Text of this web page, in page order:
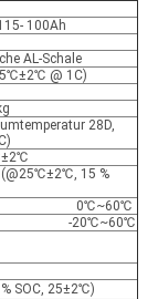
100Ah
AL-Schale
@ 1C)
28D,
15 %
0℃~60℃
-20℃~60℃
% SOC, 25±2℃)